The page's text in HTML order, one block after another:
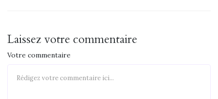
Laissez votre commentaire
Votre commentaire